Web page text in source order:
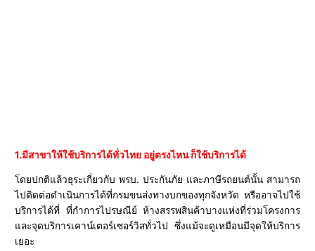
1.มีสาขาให้ใช้บริการได้ทั่วไทย อยู่ตรงไหน ก็ใช้บริการได้
โดยปกติแล้วธุระเกี่ยวกับ พรบ. ประกันภัย และภาษีรถยนต์นั้น สามารถ
ไปติดต่อดำเนินการได้ที่กรมขนส่งทางบกของทุกจังหวัด หรืออาจไปใช้
บริการได้ที่ ที่กำการไปรษณีย์ ห้างสรรพสินค้าบางแห่งที่ร่วมโครงการ
และจุดบริการเคาน์เตอร์เซอร์วิสทั่วไป ซึ่งแม้จะดูเหมือนมีจุดให้บริการ
เยอะ